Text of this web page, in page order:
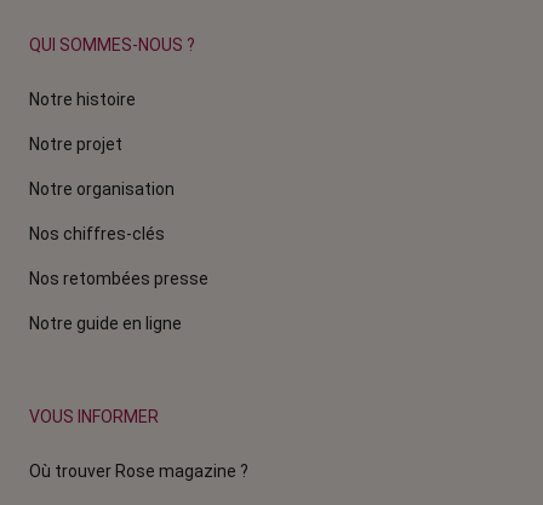
QUI SOMMES-NOUS ?
Notre histoire
Notre projet
Notre organisation
Nos chiffres-clés
Nos retombées presse
Notre guide en ligne
VOUS INFORMER
Où trouver Rose magazine ?